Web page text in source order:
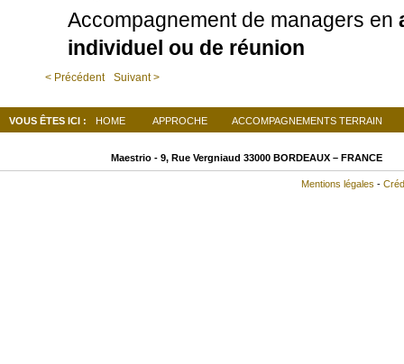
Accompagnement de managers en
individuel ou de réunion
< Précédent Suivant >
VOUS ÊTES ICI : HOME APPROCHE ACCOMPAGNEMENTS TERRAIN
Maestrio - 9, Rue Vergniaud 33000
Mentions légales -